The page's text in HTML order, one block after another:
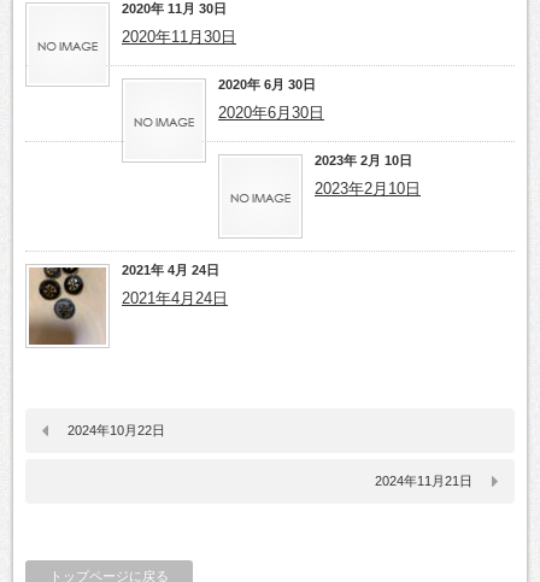
2020年 11月 30日
2020年11月30日
2020年 6月 30日
2020年6月30日
2023年 2月 10日
2023年2月10日
2021年 4月 24日
2021年4月24日
2024年10月22日
2024年11月21日
トップページに戻る